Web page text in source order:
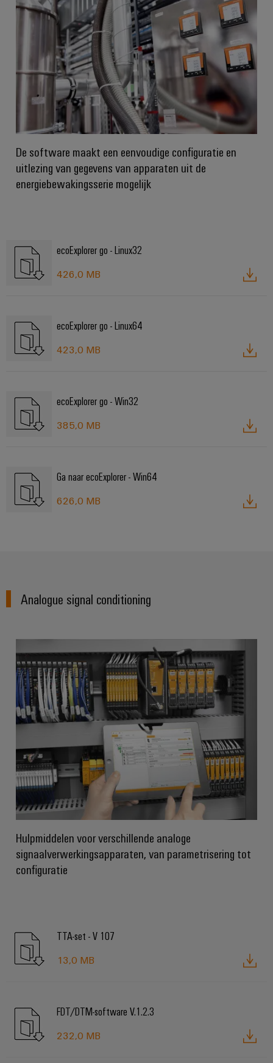
De software maakt een eenvoudige configuratie en
uitlezing van gegevens van apparaten uit de
energiebewakingsserie mogelijk
ecoExplorer go - Linux32
426,0 MB
ecoExplorer go - Linux64
423,0 MB
ecoExplorer go - Win32
385,0 MB
Ga naar ecoExplorer - Win64
626,0 MB
Analogue signal conditioning
Hulpmiddelen voor verschillende analoge
signaalverwerkingsapparaten, van parametrisering tot
configuratie
TTA-set - V 107
13,0 MB
FDT/DTM-software V.1.2.3
232,0 MB